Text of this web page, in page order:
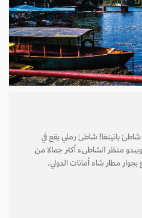
باتينغا! شاطئ رملي يقع في
منظر الشاطىء أكثر جمالا من
مطار شاه أمانات الدولي.